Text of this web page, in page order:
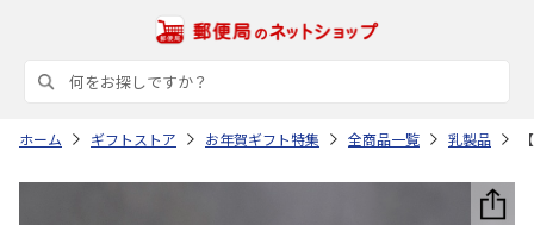
ホーム ギフトストア お年賀ギフト特集 全商品一覧 乳製品